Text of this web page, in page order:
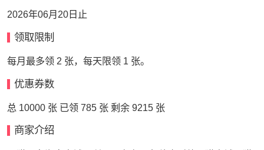
2026年06月20日止
领取限制
每月最多领 2 张，每天限领 1 张。
优惠券数
总 10000 张 已领 785 张 剩余 9215 张
商家介绍